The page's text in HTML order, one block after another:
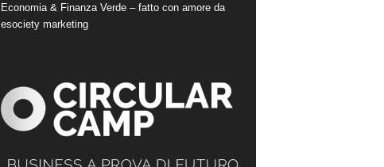
Economia & Finanza Verde – fatto con amore da
esociety marketing